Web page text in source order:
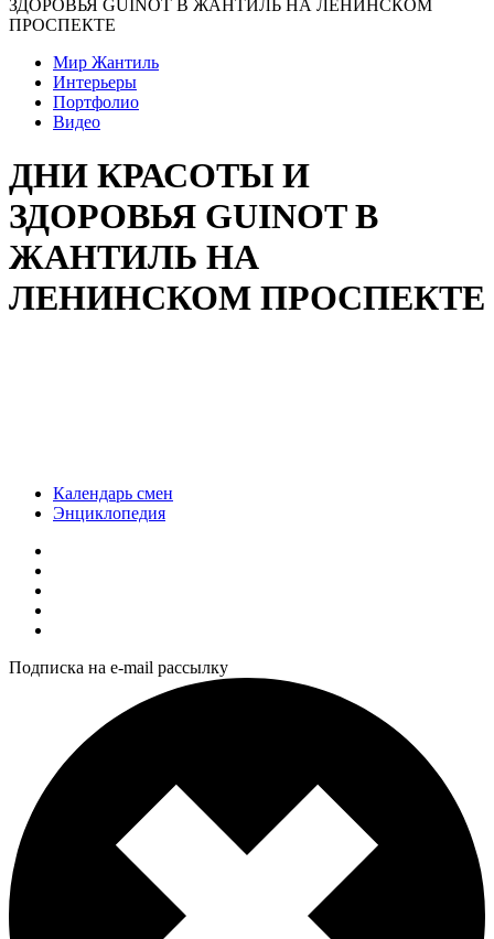
ЗДОРОВЬЯ GUINOT В ЖАНТИЛЬ НА ЛЕНИНСКОМ
ПРОСПЕКТЕ
Мир Жантиль
Интерьеры
Портфолио
Видео
ДНИ КРАСОТЫ И
ЗДОРОВЬЯ GUINOT В
ЖАНТИЛЬ НА
ЛЕНИНСКОМ ПРОСПЕКТЕ
Календарь смен
Энциклопедия
Подписка на e-mail рассылку